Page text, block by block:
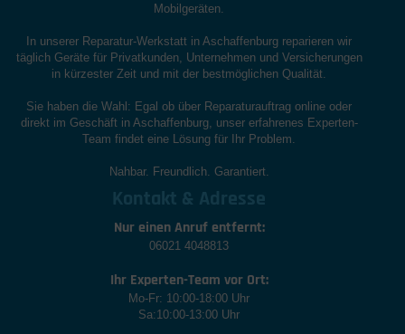
Mobilgeräten.
In unserer Reparatur-Werkstatt in Aschaffenburg reparieren wir
täglich Geräte für Privatkunden, Unternehmen und Versicherungen
in kürzester Zeit und mit der bestmöglichen Qualität.
Sie haben die Wahl: Egal ob über Reparaturauftrag online oder
direkt im Geschäft in Aschaffenburg, unser erfahrenes Experten-
Team findet eine Lösung für Ihr Problem.
Nahbar. Freundlich. Garantiert.
Kontakt & Adresse
Nur einen Anruf entfernt:
06021 4048813
Ihr Experten-Team vor Ort:
Mo-Fr: 10:00-18:00 Uhr
Sa:10:00-13:00 Uhr